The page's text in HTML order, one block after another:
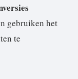
gebruiken het
te